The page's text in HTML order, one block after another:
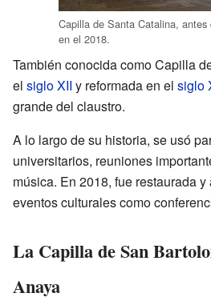
Capilla de Santa Catalina, antes
en el 2018.
También conocida como Capilla
el siglo XII y reformada en el siglo
grande del claustro.
A lo largo de su historia, se usó
universitarios, reuniones
música. En 2018, fue restaurada
eventos culturales como
La Capilla de San
Anaya